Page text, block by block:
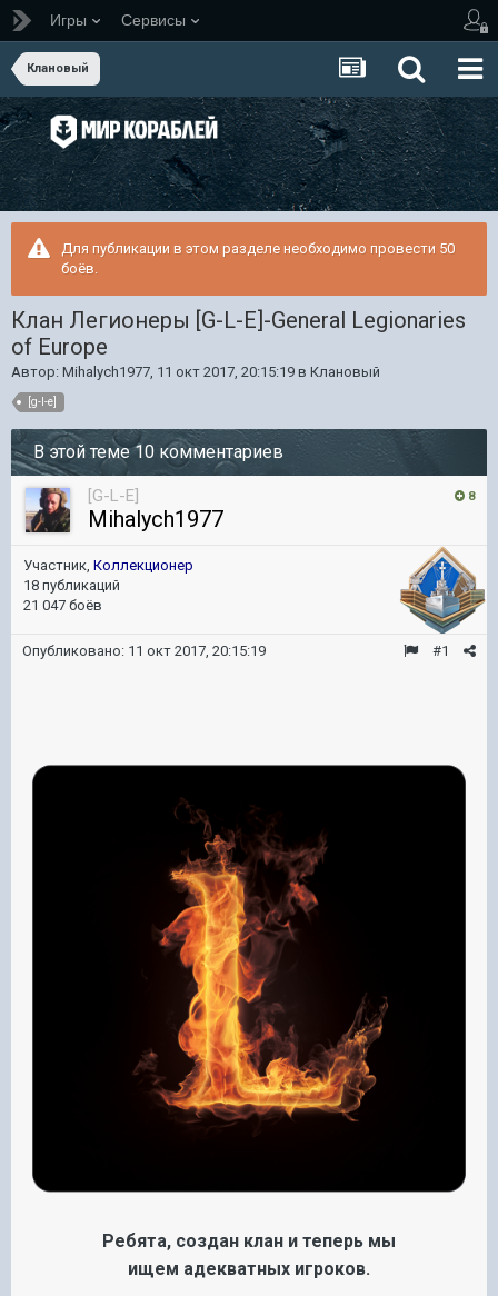
Игры Сервисы
Клановый
Для публикации в этом разделе необходимо провести 50
боёв.
Клан Легионеры [G-L-E]-General Legionaries
of Europe
Автор: Mihalych1977, 11 окт 2017, 20:15:19 в Клановый
[g-l-e]
В этой теме 10 комментариев
8
[G-L-E]
Mihalych1977
Участник, Коллекционер
18 публикаций
21 047 боёв
#1
Опубликовано: 11 окт 2017, 20:15:19
Ребята, создан клан и теперь мы
ищем адекватных игроков.